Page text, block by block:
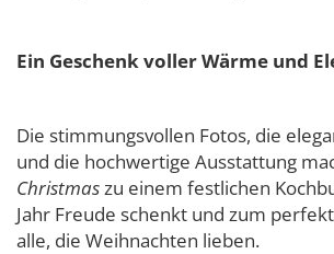
Ein Geschenk voller Wärme und
Die stimmungsvollen Fotos, die
und die hochwertige Ausstattung
Christmaszu einem festlichen
Jahr Freude schenkt und zum
alle, die Weihnachten lieben.